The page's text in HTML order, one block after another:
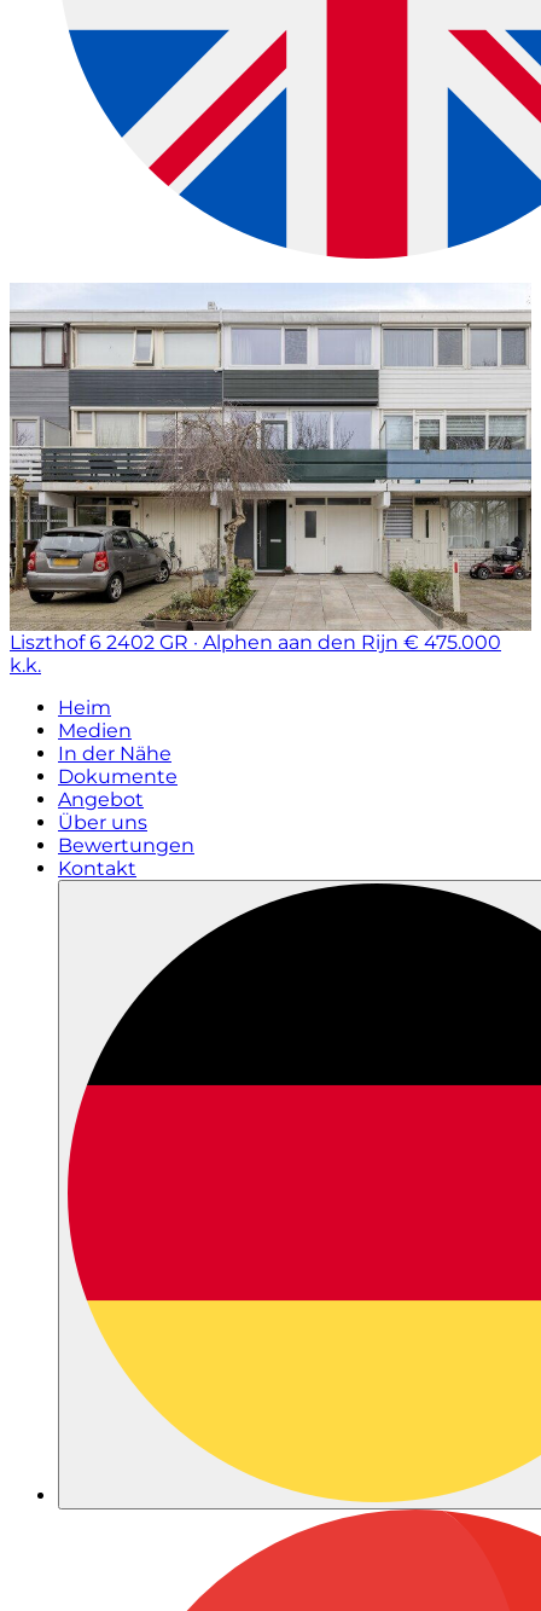
Liszthof 6 2402 GR · Alphen aan den Rijn € 475.000
k.k.
Heim
Medien
In der Nähe
Dokumente
Angebot
Über uns
Bewertungen
Kontakt